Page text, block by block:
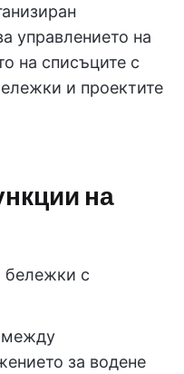
управлението на
на списъците с
и проектите
на
бележки с
между
за водене